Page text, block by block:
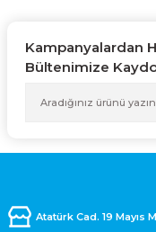
Kampanyalardan
Bültenimize
Atatürk Cad. 19 Mayıs